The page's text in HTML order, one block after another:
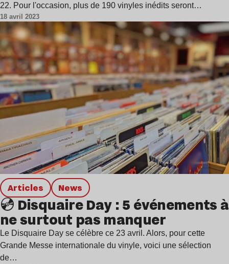
22. Pour l'occasion, plus de 190 vinyles inédits seront…
18 avril 2023
Articles news
💿 Disquaire Day : 5 événements à
ne surtout pas manquer
Le Disquaire Day se célèbre ce 23 avril. Alors, pour cette
Grande Messe internationale du vinyle, voici une sélection
de…